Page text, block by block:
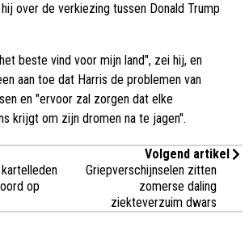
over de verkiezing tussen Donald Trump
beste vind voor mijn land", zei hij, en
aan toe dat Harris de problemen van
en "ervoor zal zorgen dat elke
krijgt om zijn dromen na te jagen".
op
Volgend artikel
Griepverschijnselen zitten
zomerse daling
ziekteverzuim dwars